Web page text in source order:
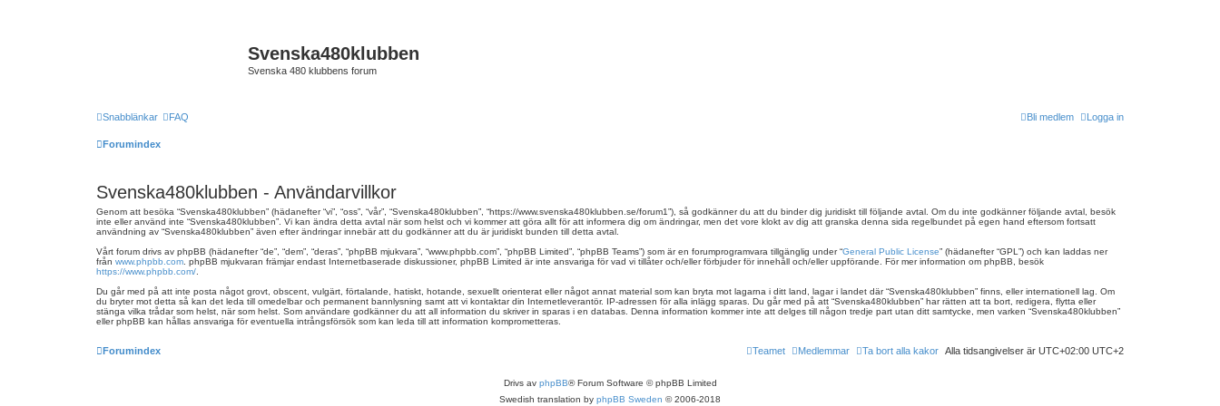
Svenska480klubben
Svenska 480 klubbens forum
Snabblänkar FAQ Logga in
Bli medlem
Forumindex
Svenska480klubben - Användarvillkor
Genom att besöka “Svenska480klubben” (hädanefter “vi”, “oss”, “vår”, “Svenska480klubben”, “https://www.svenska480klubben.se/forum1”), så godkänner du att du binder dig juridiskt till följande avtal. Om du inte godkänner följande avtal, besök
inte eller använd inte “Svenska480klubben”. Vi kan ändra detta avtal när som helst och vi kommer att göra allt för att informera dig om ändringar, men det vore klokt av dig att granska denna sida regelbundet på egen hand eftersom fortsatt
användning av “Svenska480klubben” även efter ändringar innebär att du godkänner att du är juridiskt bunden till detta avtal.
Vårt forum drivs av phpBB (hädanefter “de”, “dem”, “deras”, “phpBB mjukvara”, “www.phpbb.com”, “phpBB Limited”, “phpBB Teams”) som är en forumprogramvara tillgänglig under “General Public License” (hädanefter “GPL”) och kan laddas ner
från www.phpbb.com . phpBB mjukvaran främjar endast Internetbaserade diskussioner, phpBB Limited är inte ansvariga för vad vi tillåter och/eller förbjuder för innehåll och/eller uppförande. För mer information om phpBB, besök
https://www.phpbb.com/
Du går med på att inte posta något grovt, obscent, vulgärt, förtalande, hatiskt, hotande, sexuellt orienterat eller något annat material som kan bryta mot lagarna i ditt land, lagar i landet där “Svenska480klubben” finns, eller internationell lag. Om
du bryter mot detta så kan det leda till omedelbar och permanent bannlysning samt att vi kontaktar din Internetleverantör. IP-adressen för alla inlägg sparas. Du går med på att “Svenska480klubben” har rätten att ta bort, redigera, flytta eller
stänga vilka trådar som helst, när som helst. Som användare godkänner du att all information du skriver in sparas i en databas. Denna information kommer inte att delges till någon tredje part utan ditt samtycke, men varken “Svenska480klubben”
eller phpBB kan hållas ansvariga för eventuella intrångsförsök som kan leda till att information komprometteras.
Forumindex Alla tidsangivelser är UTC+02:00 UTC+2
Ta bort alla kakor
Medlemmar
Teamet
Drivs av phpBB® Forum Software © phpBB Limited
Swedish translation by phpBB Sweden © 2006-2018